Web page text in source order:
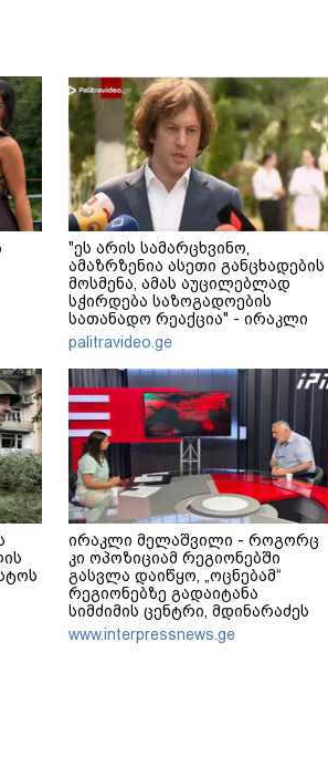
"ეს არის სამარცხვინო,
ამაზრზენია ასეთი განცხადების
მოსმენა, ამას აუცილებლად
სჭირდება საზოგადოების
სათანადო რეაქცია" - ირაკლი
კობახიძე
palitravideo.ge
ირაკლი მელაშვილი - როგორც
კი ოპოზიციამ რეგიონებში
გასვლა დაიწყო, „ოცნებამ“
რეგიონებზე გადაიტანა
სიმძიმის ცენტრი, მდინარაძეს
პოლიტიკური ფუნქცია ექნება:
არჩევნებისთვის მოამზადოს
www.interpressnews.ge